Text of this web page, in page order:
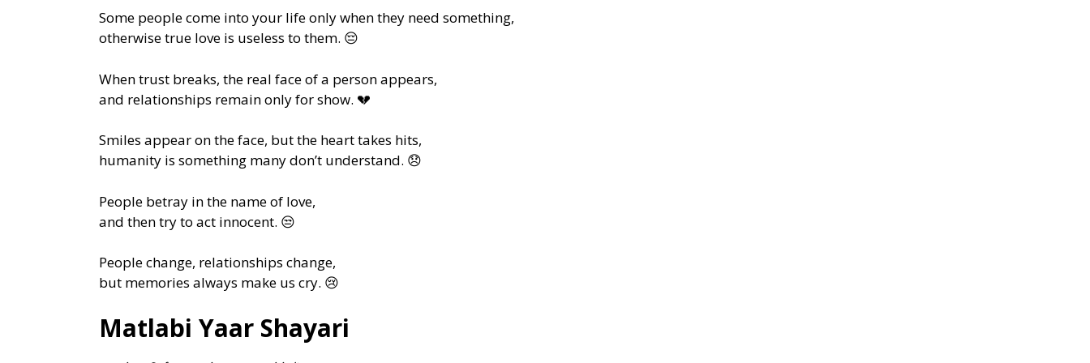
Some people come into your life only when they need something,
otherwise true love is useless to them. 😔
When trust breaks, the real face of a person appears,
and relationships remain only for show. 💔
Smiles appear on the face, but the heart takes hits,
humanity is something many don’t understand. 😞
People betray in the name of love,
and then try to act innocent. 😒
People change, relationships change,
but memories always make us cry. 😢
Matlabi Yaar Shayari